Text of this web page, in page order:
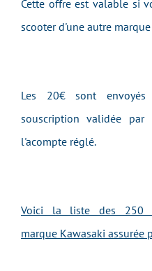
Cette offre est valable si
scooter d'une autre
Les 20€ sont
souscription validée
l'acompte réglé.
Voici la liste des 250
marque Kawasaki assurée